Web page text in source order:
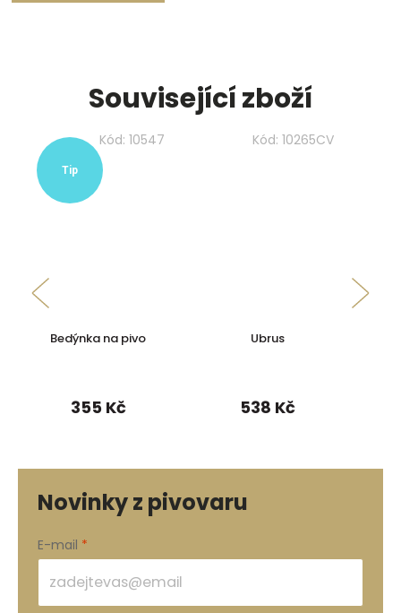
Související zboží
Tip
Bedýnka na pivo
355 Kč
Kód: 10547
Ubrus
538 Kč
Kód: 10265CV
Novinky z pivovaru
E-mail